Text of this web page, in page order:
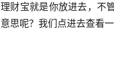
理财宝就是你放进去，不
意思呢？我们点进去查看一